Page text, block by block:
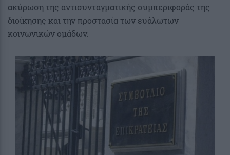
ακύρωση της αντισυνταγματικής συμπεριφοράς της
διοίκησης και την προστασία των ευάλωτων
κοινωνικών ομάδων.